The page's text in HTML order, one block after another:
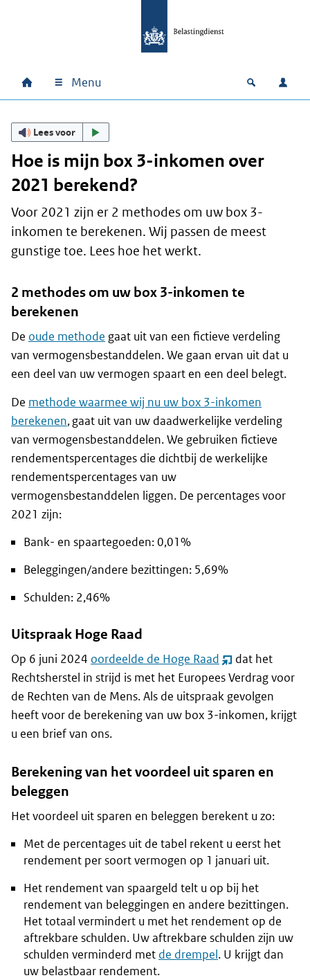
Hoofdnavigatie
Home Menu Open
Lees voor
Hoe is mijn box 3-inkomen over
2021 berekend?
Voor 2021 zijn er 2 methodes om uw box 3-
inkomen te berekenen. Wij passen de meest
gunstige toe. Lees hoe het werkt.
2 methodes om uw box 3-inkomen te
berekenen
De oude methode gaat uit van een fictieve verdeling
van vermogensbestanddelen. We gaan ervan uit dat u
een deel van uw vermogen spaart en een deel belegt.
De methode waarmee wij nu uw box 3-inkomen
berekenen, gaat uit van uw daadwerkelijke verdeling
van vermogensbestanddelen. We gebruiken fictieve
rendementspercentages die dichtbij de werkelijke
rendementspercentages van uw
vermogensbestanddelen liggen. De percentages voor
2021 zijn:
Bank- en spaartegoeden: 0,01%
Beleggingen/andere bezittingen: 5,69%
Schulden: 2,46%
Uitspraak Hoge Raad
Op 6 juni 2024 oordeelde de Hoge Raad (opent
nieuw
venster)
dat het
Rechtsherstel in strijd is met het Europees Verdrag voor
de Rechten van de Mens. Als de uitspraak gevolgen
heeft voor de berekening van uw box 3-inkomen, krijgt
u een brief van ons.
Berekening van het voordeel uit sparen en
beleggen
Het voordeel uit sparen en beleggen berekent u zo:
Met de percentages uit de tabel rekent u eerst het
rendement per soort vermogen op 1 januari uit.
Het rendement van spaargeld telt u op bij het
rendement van beleggingen en andere bezittingen.
Het totaal vermindert u met het rendement op de
aftrekbare schulden. Uw aftrekbare schulden zijn uw
schulden verminderd met de drempel. U krijgt dan
uw belastbaar rendement.